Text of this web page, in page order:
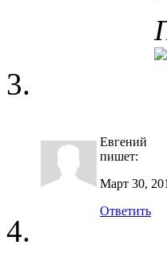
Евгений
пишет:
Март 30,
Ответить